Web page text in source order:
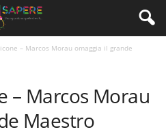
– Marcos Morau omaggia il grande
– Marcos Morau
Maestro